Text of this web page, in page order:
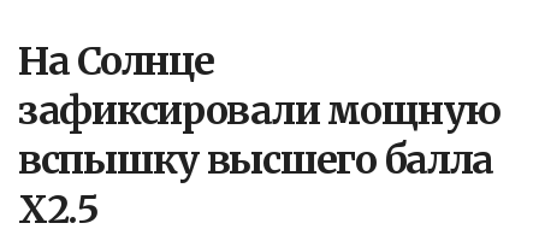
На Солнце
зафиксировали мощную
вспышку высшего балла
X2.5